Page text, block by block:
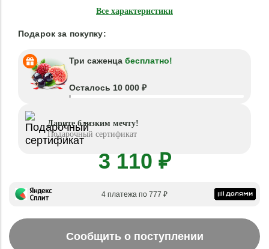
Все характеристики
Подарок за покупку:
Три саженца бесплатно!
Осталось 10 000 ₽
Дарите близким мечту!
Подарочный сертификат
3 110 ₽
4 платежа по 777 ₽
Сообщить о поступлении